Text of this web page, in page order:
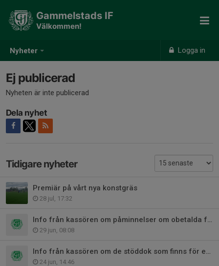
Nyheter Logga in
Gammelstads IF
Välkommen!
Ej publicerad
Nyheten är inte publicerad
Dela nyhet
Tidigare nyheter
Premiär på vårt nya konstgräs
28 jul, 17:32
Info från kassören om påminnelser om obetalda fakturor
29 jun, 08:08
Info från kassören om de stöddok som finns för era ekonomirelaterade behov
24 jun, 14:46